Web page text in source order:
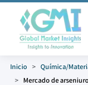
Inicio Química/
Mercado de